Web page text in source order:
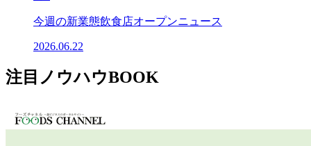
今週の新業態飲食店オープンニュース
2026.06.22
注目ノウハウBOOK